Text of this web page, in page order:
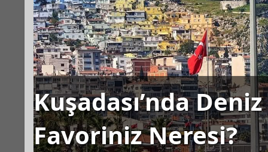
Kuşadası’nda
Favoriniz Neresi?